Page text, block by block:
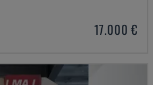
17.000 €